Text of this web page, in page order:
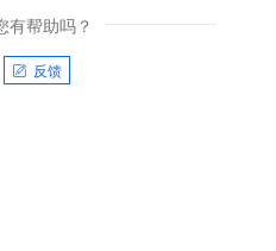
有帮助吗？
反馈